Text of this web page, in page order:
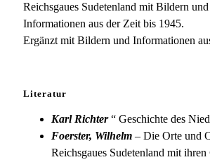
Reichsgaues Sudetenland mit Bildern
Informationen aus der Zeit bis 1945.
Ergänzt mit Bildern und Informationen
Literatur
Karl Richter“ Geschichte des
Foerster, Wilhelm – Die Orte und
Reichsgaues Sudetenland mit